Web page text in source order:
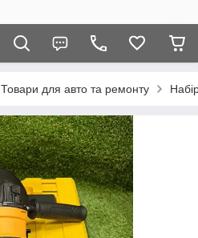
Товари для авто та ремонту